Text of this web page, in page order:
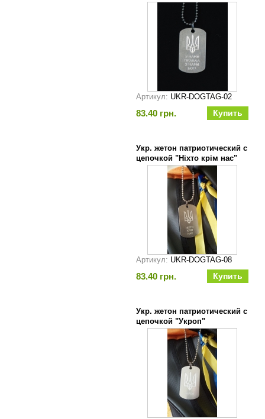
нами Бог"
Артикул: UKR-DOGTAG-02
83.40 грн.
Укр. жетон патриотический с
цепочкой "Ніхто крім нас"
Артикул: UKR-DOGTAG-08
83.40 грн.
Укр. жетон патриотический с
цепочкой "Укроп"